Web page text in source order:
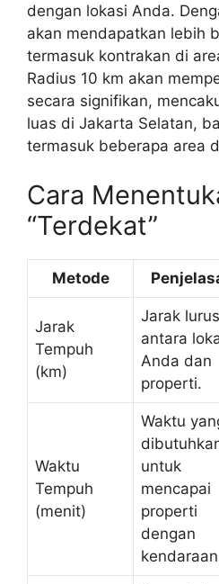
dengan lokasi Anda.
akan mendapatkan lebih
termasuk kontrakan di
Radius 10 km akan
secara signifikan,
luas di Jakarta Selatan,
termasuk beberapa area
Cara
“Terdekat”
Metode
Jarak
Tempuh
(km)
Jarak lurus
antara
Anda dan
properti.
Waktu
Tempuh
(menit)
Waktu
untuk
mencapai
properti
dengan